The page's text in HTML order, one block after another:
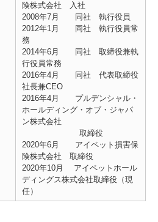
険株式会社 入社
2008年7月 同社 執行役員
2012年1月 同社 執行役員常
務
2014年6月 同社 取締役兼執
行役員常務
2016年4月 同社 代表取締役
社長兼CEO
2016年4月 プルデンシャル・
ホールディング・オブ・ジャパ
ン株式会社
取締役
2020年6月 アイペット損害保
険株式会社 取締役
2020年10月 アイペットホール
ディングス株式会社取締役（現
任）